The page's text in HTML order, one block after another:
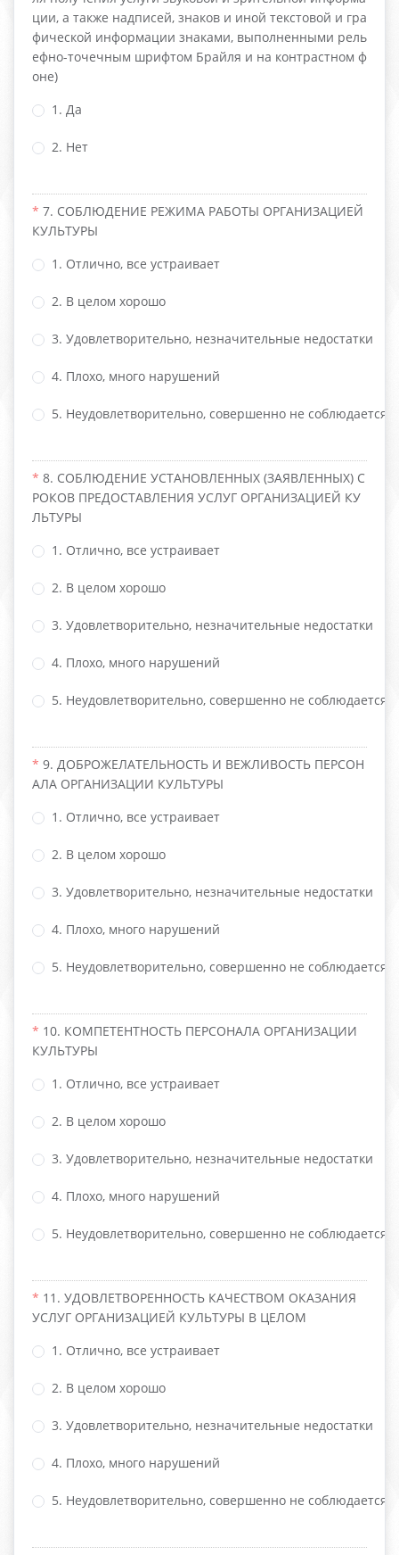
ции, а также надписей, знаков и иной текстовой и гра
фической информации знаками, выполненными рель
ефно-точечным шрифтом Брайля и на контрастном ф
оне)
1. Да
2. Нет
7. СОБЛЮДЕНИЕ РЕЖИМА РАБОТЫ ОРГАНИЗАЦИЕЙ
КУЛЬТУРЫ
1. Отлично, все устраивает
2. В целом хорошо
3. Удовлетворительно, незначительные недостатки
4. Плохо, много нарушений
5. Неудовлетворительно, совершенно не соблюдается
8. СОБЛЮДЕНИЕ УСТАНОВЛЕННЫХ (ЗАЯВЛЕННЫХ) С
РОКОВ ПРЕДОСТАВЛЕНИЯ УСЛУГ ОРГАНИЗАЦИЕЙ КУ
ЛЬТУРЫ
1. Отлично, все устраивает
2. В целом хорошо
3. Удовлетворительно, незначительные недостатки
4. Плохо, много нарушений
5. Неудовлетворительно, совершенно не соблюдается
9. ДОБРОЖЕЛАТЕЛЬНОСТЬ И ВЕЖЛИВОСТЬ ПЕРСОН
АЛА ОРГАНИЗАЦИИ КУЛЬТУРЫ
1. Отлично, все устраивает
2. В целом хорошо
3. Удовлетворительно, незначительные недостатки
4. Плохо, много нарушений
5. Неудовлетворительно, совершенно не соблюдается
10. КОМПЕТЕНТНОСТЬ ПЕРСОНАЛА ОРГАНИЗАЦИИ
КУЛЬТУРЫ
1. Отлично, все устраивает
2. В целом хорошо
3. Удовлетворительно, незначительные недостатки
4. Плохо, много нарушений
5. Неудовлетворительно, совершенно не соблюдается
11. УДОВЛЕТВОРЕННОСТЬ КАЧЕСТВОМ ОКАЗАНИЯ
УСЛУГ ОРГАНИЗАЦИЕЙ КУЛЬТУРЫ В ЦЕЛОМ
1. Отлично, все устраивает
2. В целом хорошо
3. Удовлетворительно, незначительные недостатки
4. Плохо, много нарушений
5. Неудовлетворительно, совершенно не соблюдается